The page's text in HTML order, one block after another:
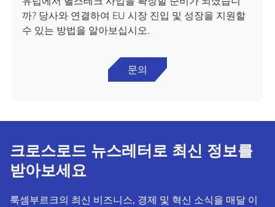
까? 당사와 연결하여 EU 시장 진입 및 성장을 지원할
수 있는 방법을 알아보십시오.
문의
크로스로드 뉴스레터로 최신 정보를
받아보세요
룩셈부르크의 최신 비즈니스, 경제 및 혁신 소식을 매달 이